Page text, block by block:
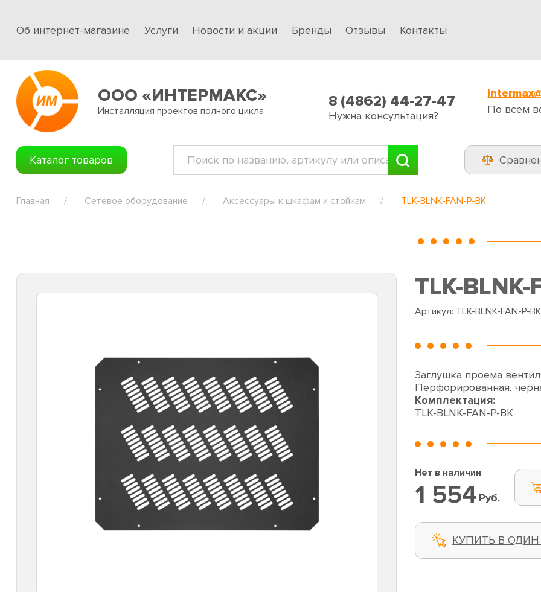
Об интернет-магазине Услуги Новости и акции Бренды Отзывы Контакты
ООО «ИНТЕРМАКС»
Инсталляция проектов полного цикла
8 (4862) 44-27-47
Нужна консультация?
По всем
Каталог товаров
Главная Сетевое оборудование Аксессуары к шкафам и стойкам TLK-BLNK-FAN-P-BK
TLK-BLNK-
Артикул: TLK-BLNK-FAN-P-BK
Заглушка проема
Перфорированная,
Комплектация:
TLK-BLNK-FAN-P-BK
Нет в наличии
1 554 Руб.
КУПИТЬ В